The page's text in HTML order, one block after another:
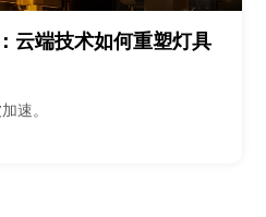
云端技术如何重塑灯具
速。